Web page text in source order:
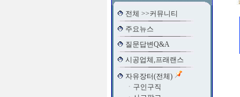
전체 >>커뮤니티
주요뉴스
질문답변Q&A
시공업체,프래랜스
자유장터(전체)
ㆍ 구인구직